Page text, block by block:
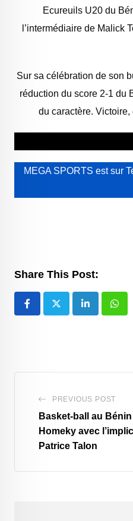
Ecureuils U20 du
l’intermédiaire de Malick
Sur sa célébration de son
réduction du score 2-1 du
du caractère.
MEGA SPORTS est sur
Share This Post:
LinkedIn
PREVIOUS POST
Basket-ball au
Homeky avec
Patrice Talon